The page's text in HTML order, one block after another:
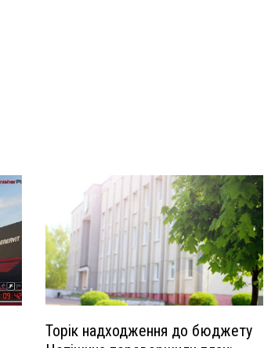
Торік надходження до бюджету